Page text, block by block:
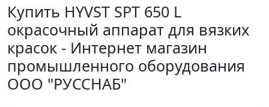
Купить HYVST SPT 650 L
окрасочный аппарат для вязких
красок - Интернет магазин
промышленного оборудования
ООО "РУССНАБ"